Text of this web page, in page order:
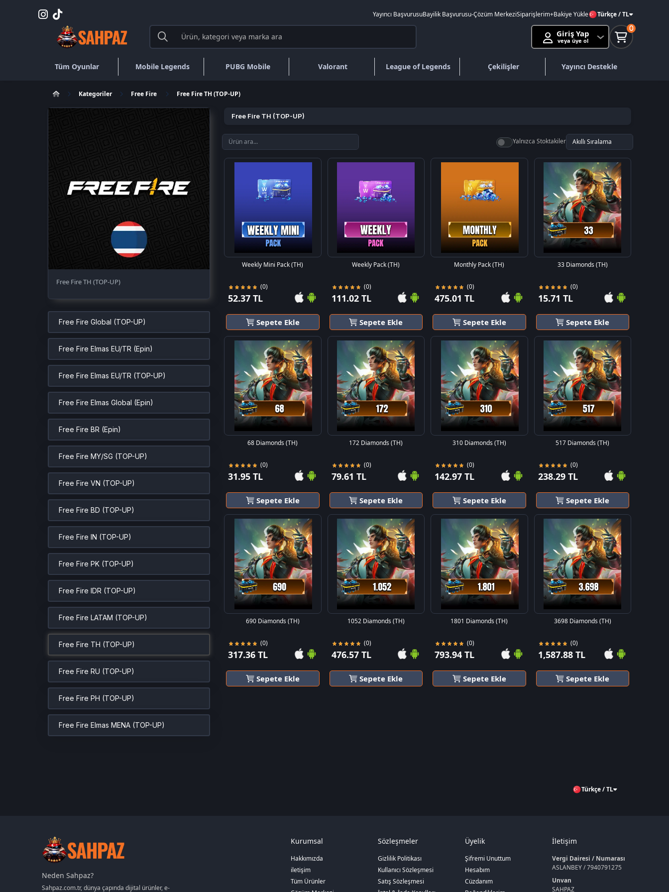
Yayıncı BaşvurusuBayilik Başvurusu-Çözüm MerkeziSiparişlerim+Bakiye Yükle Türkçe / TL
Giriş Yap
veya üye ol
0
Tüm Oyunlar Mobile Legends PUBG Mobile Valorant League of Legends Çekilişler Yayıncı Destekle
Kategoriler Free Fire Free Fire TH (TOP-UP)
Free Fire TH (TOP-UP)
Free Fire Global (TOP-UP)
Free Fire Elmas EU/TR (Epin)
Free Fire Elmas EU/TR (TOP-UP)
Free Fire Elmas Global (Epin)
Free Fire BR (Epin)
Free Fire MY/SG (TOP-UP)
Free Fire VN (TOP-UP)
Free Fire BD (TOP-UP)
Free Fire IN (TOP-UP)
Free Fire PK (TOP-UP)
Free Fire IDR (TOP-UP)
Free Fire LATAM (TOP-UP)
Free Fire TH (TOP-UP)
Free Fire RU (TOP-UP)
Free Fire PH (TOP-UP)
Free Fire Elmas MENA (TOP-UP)
Free Fire TH (TOP-UP)
Yalnızca Stoktakiler
Weekly Mini Pack (TH)
(0)
52.37 TL
Sepete Ekle
Weekly Pack (TH)
(0)
111.02 TL
Sepete Ekle
Monthly Pack (TH)
(0)
475.01 TL
Sepete Ekle
33 Diamonds (TH)
(0)
15.71 TL
Sepete Ekle
68 Diamonds (TH)
(0)
31.95 TL
Sepete Ekle
172 Diamonds (TH)
(0)
79.61 TL
Sepete Ekle
310 Diamonds (TH)
(0)
142.97 TL
Sepete Ekle
517 Diamonds (TH)
(0)
238.29 TL
Sepete Ekle
690 Diamonds (TH)
(0)
317.36 TL
Sepete Ekle
1052 Diamonds (TH)
(0)
476.57 TL
Sepete Ekle
1801 Diamonds (TH)
(0)
793.94 TL
Sepete Ekle
3698 Diamonds (TH)
(0)
1,587.88 TL
Sepete Ekle
Türkçe / TL
Neden Sahpaz?
Sahpaz.com.tr, dünya çapında dijital ürünler, e-
Kurumsal
Hakkımızda
iletişim
Tüm Ürünler
Sözleşmeler
Gizlilik Politikası
Kullanıcı Sözleşmesi
Satış Sözleşmesi
Üyelik
Şifremi Unuttum
Hesabım
Cüzdanım
İletişim
Vergi Dairesi / Numarası
ASLANBEY / 7940791275
Unvan
SAHPAZ